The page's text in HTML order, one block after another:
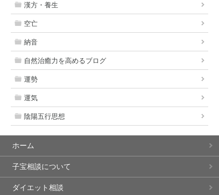
漢方・養生
空亡
納音
自然治癒力を高めるブログ
運勢
運気
陰陽五行思想
ホーム
子宝相談について
ダイエット相談